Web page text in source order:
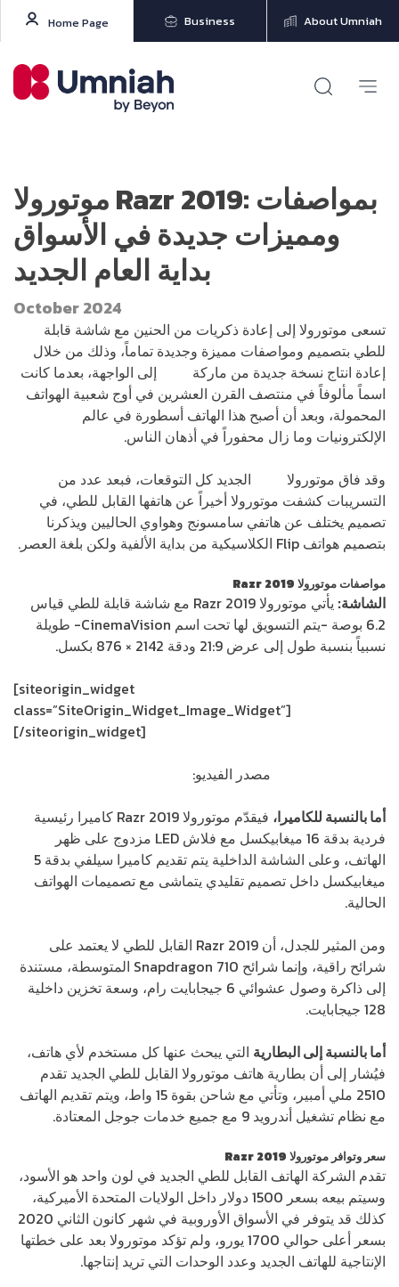
Home Page Business About Umniah
موتورولا Razr 2019: بمواصفات
ومميزات جديدة في الأسواق
بداية العام الجديد
October 2024
تسعى موتورولا إلى إعادة ذكريات من الحنين مع شاشة قابلة
للطي بتصميم ومواصفات مميزة وجديدة تماماً، وذلك من خلال
إعادة انتاج نسخة جديدة من ماركة
إلى الواجهة، بعدما كانت
اسماً مألوفاً في منتصف القرن العشرين في أوج شعبية الهواتف
المحمولة، وبعد أن أصبح هذا الهاتف أسطورة في عالم
الإلكترونيات وما زال محفوراً في أذهان الناس.
وقد فاق موتورولا
الجديد كل التوقعات، فبعد عدد من
التسريبات كشفت موتورولا أخيراً عن هاتفها القابل للطي، في
تصميم يختلف عن هاتفي سامسونج وهواوي الحاليين ويذكرنا
بتصميم هواتف Flip الكلاسيكية من بداية الألفية ولكن بلغة العصر.
مواصفات موتورولا 2019 Razr
الشاشة:
يأتي موتورولا Razr 2019 مع شاشة قابلة للطي قياس
6.2 بوصة -يتم التسويق لها تحت اسم CinemaVision- طويلة
نسبياً بنسبة طول إلى عرض 21:9 ودقة 2142 × 876 بكسل.
[siteorigin_widget
class=”SiteOrigin_Widget_Image_Widget”]
[/siteorigin_widget]
مصدر الفيديو:
أما بالنسبة للكاميرا،
فيقدّم موتورولا Razr 2019 كاميرا رئيسية
فردية بدقة 16 ميغابيكسل مع فلاش LED مزدوج على ظهر
الهاتف، وعلى الشاشة الداخلية يتم تقديم كاميرا سيلفي بدقة 5
ميغابيكسل داخل تصميم تقليدي يتماشى مع تصميمات الهواتف
الحالية.
ومن المثير للجدل، أن Razr 2019 القابل للطي لا يعتمد على
شرائح راقية، وإنما شرائح Snapdragon 710 المتوسطة، مستندة
إلى ذاكرة وصول عشوائي 6 جيجابايت رام، وسعة تخزين داخلية
128 جيجابايت.
أما بالنسبة إلى البطارية التي يبحث عنها كل مستخدم لأي هاتف،
فيُشار إلى أن بطارية هاتف موتورولا القابل للطي الجديد تقدم
2510 ملي أمبير، وتأتي مع شاحن بقوة 15 واط، ويتم تقديم الهاتف
مع نظام تشغيل أندرويد 9 مع جميع خدمات جوجل المعتادة.
سعر وتوافر موتورولا Razr 2019
تقدم الشركة الهاتف القابل للطي الجديد في لون واحد هو الأسود،
وسيتم بيعه بسعر 1500 دولار داخل الولايات المتحدة الأميركية،
كذلك قد يتوفر في الأسواق الأوروبية في شهر كانون الثاني 2020
بسعر أعلى حوالي 1700 يورو، ولم تؤكد موتورولا بعد على خطتها
الإنتاجية للهاتف الجديد وعدد الوحدات التي تريد إنتاجها.